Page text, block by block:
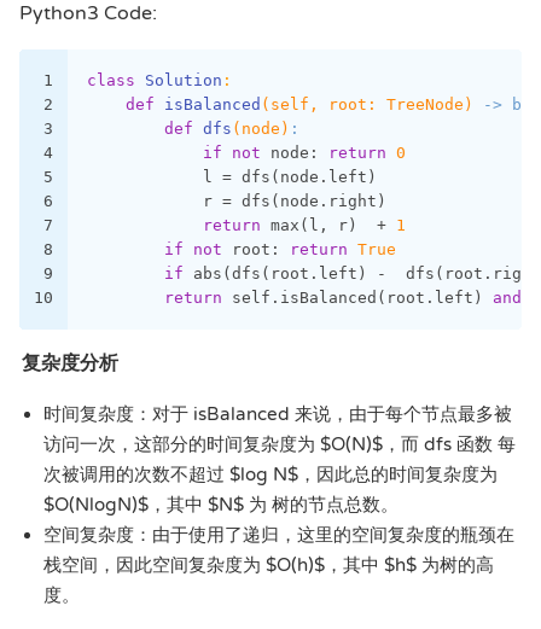
Python3 Code:
1
2
3
4
5
6
7
8
9
10
class Solution :
def
isBalanced (self, root: TreeNode)
->
def dfs (node) :
if
not node: return 0
            l = dfs(node.left)
            r = dfs(node.right)
return max(l, r)  + 1
if
not root: return True
if abs(dfs(root.left) -
return self.isBalanced(root.left) and
复杂度分析
时间复杂度：对于 isBalanced 来说，由于每个节点最多被
访问一次，这部分的时间复杂度为 $O(N)$，而 dfs 函数 每
次被调用的次数不超过 $log N$，因此总的时间复杂度为
$O(NlogN)$，其中 $N$ 为 树的节点总数。
空间复杂度：由于使用了递归，这里的空间复杂度的瓶颈在
栈空间，因此空间复杂度为 $O(h)$，其中 $h$ 为树的高
度。